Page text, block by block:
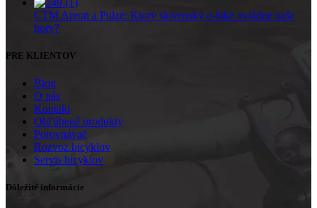
CTM Areon a Pulze: Ktorý slovenský e-bike ovládne naše
hory?
PRE KLIENTOV
Blog
O nás
Kontakt
Obľúbené produkty
Porovnávač
Rozvoz bicyklov
Servis bicyklov
Dôležité informácie